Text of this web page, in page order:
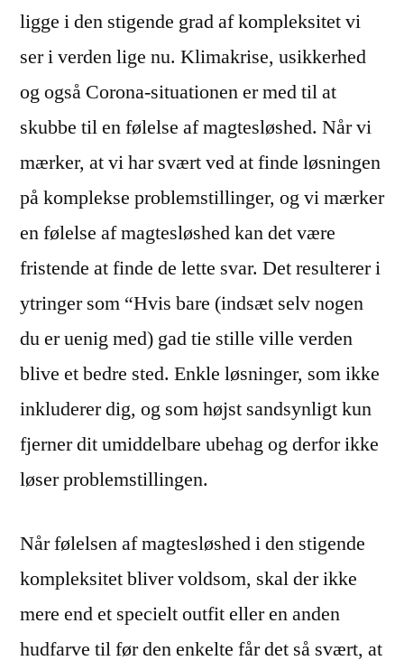
ligge i den stigende grad af kompleksitet vi
ser i verden lige nu. Klimakrise, usikkerhed
og også Corona-situationen er med til at
skubbe til en følelse af magtesløshed. Når vi
mærker, at vi har svært ved at finde løsningen
på komplekse problemstillinger, og vi mærker
en følelse af magtesløshed kan det være
fristende at finde de lette svar. Det resulterer i
ytringer som “Hvis bare (indsæt selv nogen
du er uenig med) gad tie stille ville verden
blive et bedre sted. Enkle løsninger, som ikke
inkluderer dig, og som højst sandsynligt kun
fjerner dit umiddelbare ubehag og derfor ikke
løser problemstillingen.
Når følelsen af magtesløshed i den stigende
kompleksitet bliver voldsom, skal der ikke
mere end et specielt outfit eller en anden
hudfarve til før den enkelte får det så svært, at